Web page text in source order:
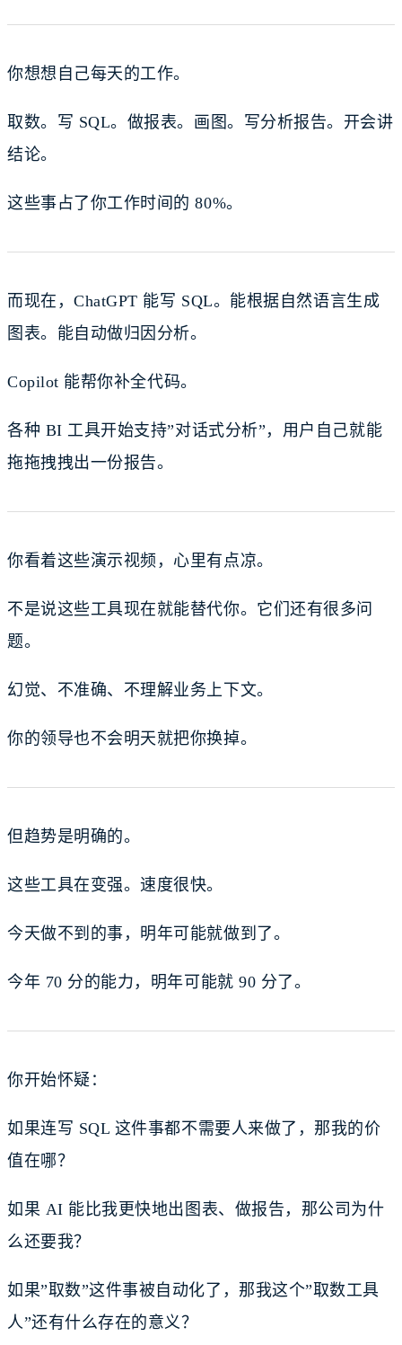
你想想自己每天的工作。
取数。写 SQL。做报表。画图。写分析报告。开会讲
结论。
这些事占了你工作时间的 80%。
而现在，ChatGPT 能写 SQL。能根据自然语言生成
图表。能自动做归因分析。
Copilot 能帮你补全代码。
各种 BI 工具开始支持”对话式分析”，用户自己就能
拖拖拽拽出一份报告。
你看着这些演示视频，心里有点凉。
不是说这些工具现在就能替代你。它们还有很多问
题。
幻觉、不准确、不理解业务上下文。
你的领导也不会明天就把你换掉。
但趋势是明确的。
这些工具在变强。速度很快。
今天做不到的事，明年可能就做到了。
今年 70 分的能力，明年可能就 90 分了。
你开始怀疑：
如果连写 SQL 这件事都不需要人来做了，那我的价
值在哪？
如果 AI 能比我更快地出图表、做报告，那公司为什
么还要我？
如果”取数”这件事被自动化了，那我这个”取数工具
人”还有什么存在的意义？